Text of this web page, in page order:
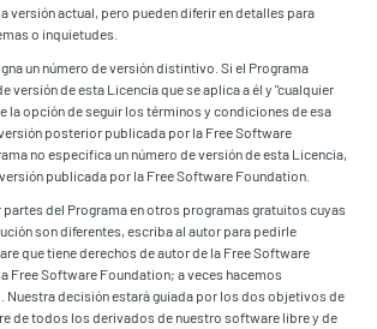
versión actual, pero pueden diferir en detalles para
o inquietudes.
un número de versión distintivo. Si el Programa
versión de esta Licencia que se aplica a él y "cualquier
la opción de seguir los términos y condiciones de esa
posterior publicada por la Free Software
no especifica un número de versión de esta Licencia,
publicada por la Free Software Foundation.
partes del Programa en otros programas gratuitos cuyas
son diferentes, escriba al autor para pedirle
que tiene derechos de autor de la Free Software
Free Software Foundation; a veces hacemos
Nuestra decisión estará guiada por los dos objetivos de
de todos los derivados de nuestro software libre y de